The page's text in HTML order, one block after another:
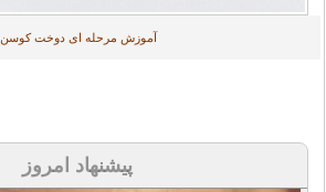
آموزش مرحله ای دوخت کوسن
پیشنهاد امروز